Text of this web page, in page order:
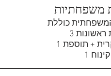
משפחתיות
כוללת:
3 מנות ראשונות
1 מנה עיקרית + תוספת
1 קינוח